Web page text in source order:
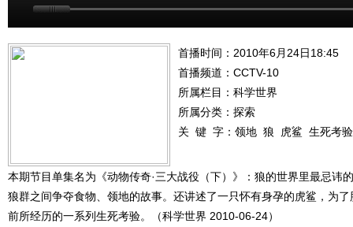
首播时间：2010年6月24日18:45
首播频道： CCTV-10
所属栏目： 科学世界
所属分类：探索
关 键 字： 领地 狼 虎鲨 生死考验
本期节目单集名为《动物传奇·三大战役（下）》：狼的世界里最忌讳
狼群之间争夺食物、领地的故事。还讲述了一只怀有身孕的虎鲨，为
前所经历的一系列生死考验。（科学世界 2010-06-24）